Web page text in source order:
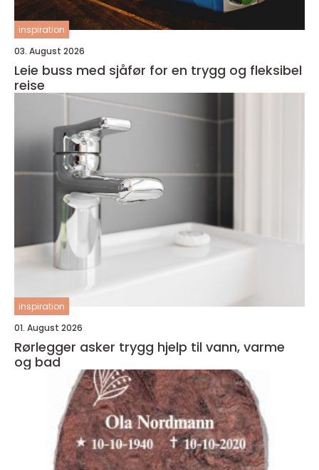
inspiration
03. August 2026
Leie buss med sjåfør for en trygg og fleksibel
reise
inspiration
01. August 2026
Rørlegger asker trygg hjelp til vann, varme
og bad